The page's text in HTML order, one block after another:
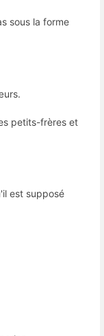
sous la forme
petits-frères et
est supposé